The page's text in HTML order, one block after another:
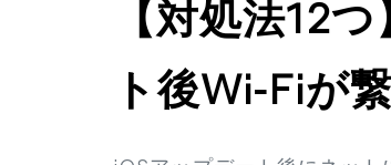
【対処法12
ト後Wi-Fiが